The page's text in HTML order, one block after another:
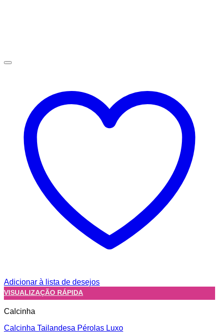
Adicionar à lista de desejos
VISUALIZAÇÃO RÁPIDA
Calcinha
Calcinha Tailandesa Pérolas Luxo